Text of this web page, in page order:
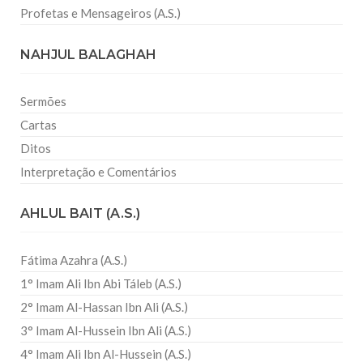
Profetas e Mensageiros (A.S.)
NAHJUL BALAGHAH
Sermões
Cartas
Ditos
Interpretação e Comentários
AHLUL BAIT (A.S.)
Fátima Azahra (A.S.)
1° Imam Ali Ibn Abi Táleb (A.S.)
2° Imam Al-Hassan Ibn Ali (A.S.)
3° Imam Al-Hussein Ibn Ali (A.S.)
4° Imam Ali Ibn Al-Hussein (A.S.)